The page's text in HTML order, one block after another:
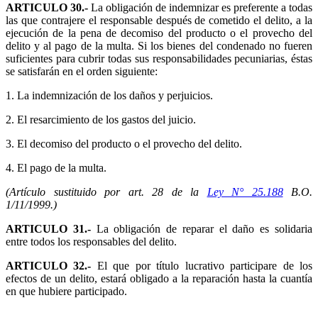
ARTICULO 30.- La obligación de indemnizar es preferente a todas
las que contrajere el responsable después de cometido el delito, a la
ejecución de la pena de decomiso del producto o el provecho del
delito y al pago de la multa. Si los bienes del condenado no fueren
suficientes para cubrir todas sus responsabilidades pecuniarias, éstas
se satisfarán en el orden siguiente:
1. La indemnización de los daños y perjuicios.
2. El resarcimiento de los gastos del juicio.
3. El decomiso del producto o el provecho del delito.
4. El pago de la multa.
(Artículo sustituido por art. 28 de la Ley N° 25.188B.O.
1/11/1999.)
ARTICULO 31.-La obligación de reparar el daño es solidaria
entre todos los responsables del delito.
ARTICULO 32.- El que por título lucrativo participare de los
efectos de un delito, estará obligado a la reparación hasta la cuantía
en que hubiere participado.